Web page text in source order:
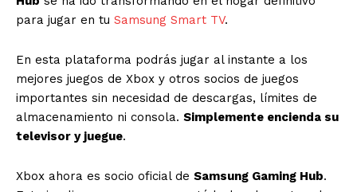
para jugar en tu Samsung Smart TV.
En esta plataforma podrás jugar al instante a los
mejores juegos de Xbox y otros socios de juegos
importantes sin necesidad de descargas, límites de
almacenamiento ni consola. Simplemente encienda su
televisor y juegue.
Xbox ahora es socio oficial de Samsung Gaming Hub.